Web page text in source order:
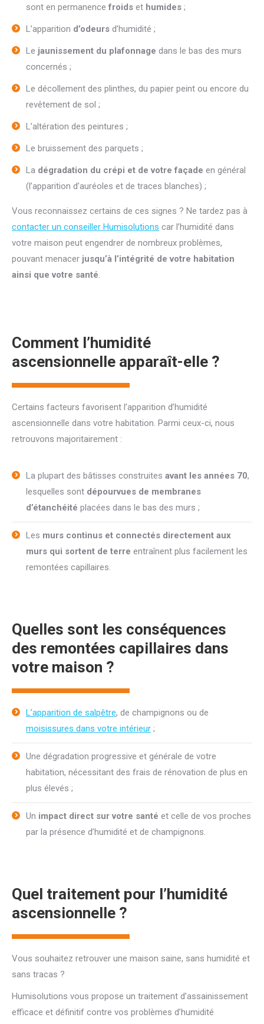
sont en permanence froids et humides ;
L’apparition d’odeurs d’humidité ;
Le jaunissement du plafonnage dans le bas des murs
concernés ;
Le décollement des plinthes, du papier peint ou encore du
revêtement de sol ;
L’altération des peintures ;
Le bruissement des parquets ;
La dégradation du crépi et de votre façade en général
(l’apparition d’auréoles et de traces blanches) ;
Vous reconnaissez certains de ces signes ? Ne tardez pas à
contacter un conseiller Humisolutions car l’humidité dans
votre maison peut engendrer de nombreux problèmes,
pouvant menacer jusqu’à l’intégrité de votre habitation
ainsi que votre santé.
Comment l’humidité
ascensionnelle apparaît-elle ?
Certains facteurs favorisent l’apparition d’humidité
ascensionnelle dans votre habitation. Parmi ceux-ci, nous
retrouvons majoritairement :
La plupart des bâtisses construites avant les années 70,
lesquelles sont dépourvues de membranes
d’étanchéité placées dans le bas des murs ;
Les murs continus et connectés directement aux
murs qui sortent de terre entraînent plus facilement les
remontées capillaires.
Quelles sont les conséquences
des remontées capillaires dans
votre maison ?
L’apparition de salpêtre, de champignons ou de
moisissures dans votre intérieur ;
Une dégradation progressive et générale de votre
habitation, nécessitant des frais de rénovation de plus en
plus élevés ;
Un impact direct sur votre santé et celle de vos proches
par la présence d’humidité et de champignons.
Quel traitement pour l’humidité
ascensionnelle ?
Vous souhaitez retrouver une maison saine, sans humidité et
sans tracas ?
Humisolutions vous propose un traitement d’assainissement
efficace et définitif contre vos problèmes d’humidité